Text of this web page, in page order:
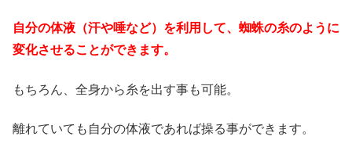
自分の体液（汗や唾など）を利用して、蜘蛛の糸のように
変化させることができます。
もちろん、全身から糸を出す事も可能。
離れていても自分の体液であれば操る事ができます。